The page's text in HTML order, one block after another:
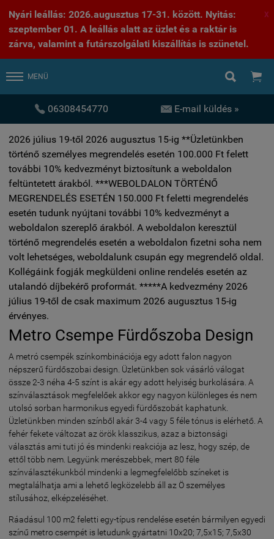
Nyári leállás: 2026.augusztus 17-31. között. Nyitás:
szeptember 01. A leállás alatt az üzlet és a raktár is
zárva, valamint a futárszolgálati kiszállítás is szünetel.
X
MENÜ  
 06308454770  E-mail küldés »
2026 július 19-től 2026 augusztus 15-ig **Üzletünkben
történő személyes megrendelés esetén 100.000 Ft felett
további 10% kedvezményt biztosítunk a weboldalon
feltüntetett árakból. ***WEBOLDALON TÖRTÉNŐ
MEGRENDELÉS ESETÉN 150.000 Ft feletti megrendelés
esetén tudunk nyújtani további 10% kedvezményt a
weboldalon szereplő árakból. A weboldalon keresztül
történő megrendelés esetén a weboldalon fizetni soha nem
volt lehetséges, weboldalunk csupán egy megrendelő oldal.
Kollégáink fogják megküldeni online rendelés esetén az
utalandó díjbekérő proformát. *****A kedvezmény 2026
július 19-től de csak maximum 2026 augusztus 15-ig
érvényes.
Metro Csempe Fürdőszoba Design
A metró csempék színkombinációja egy adott falon nagyon
népszerű fürdőszobai design. Üzletünkben sok vásárló válogat
össze 2-3 néha 4-5 színt is akár egy adott helyiség burkolására. A
színválasztások megfelelőek akkor egy nagyon különleges és nem
utolsó sorban harmonikus egyedi fürdőszobát kaphatunk.
Üzletünkben minden színből akár 3-4 vagy 5 féle tónus is elérhető. A
fehér fekete változat az örök klasszikus, azaz a biztonsági
választás ami tuti jó és mindenki reakciója az lesz, hogy szép, de
ettől több nem. Legyünk merészebbek, mert 80 féle
színválasztékunkból mindenki a legmegfelelőbb színeket is
megtalálhatja ami a lehető legközelebb áll az Ö személyes
stílusához, elképzeléséhet.
Ráadásul 100 m2 feletti egy-típus rendelése esetén bármilyen egyedi
színű metro csempét is letudunk gyártatni 10x20; 7,5x15; 7,5x30